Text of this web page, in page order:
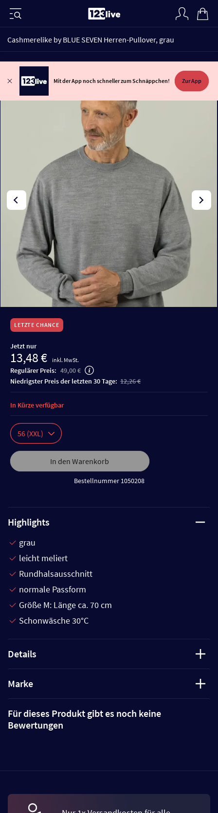
Cashmerelike by BLUE SEVEN Herren-Pullover, grau
Mit der App noch schneller zum Schnäppchen! Zur App
LETZTE CHANCE
Jetzt nur
13,48 € inkl. MwSt.
Regulärer Preis: 49,00 €
niedrigster Preis der letzten 30 Tage: 12,26 €
56 (XXL)
In den Warenkorb
Bestellnummer 1050208
In Kürze verfügbar
Highlights
grau
leicht meliert
Rundhalsausschnitt
normale Passform
Größe M: Länge ca. 70 cm
Schonwäsche 30°C
Details
Marke
Für dieses Produkt gibt es noch keine
Bewertungen